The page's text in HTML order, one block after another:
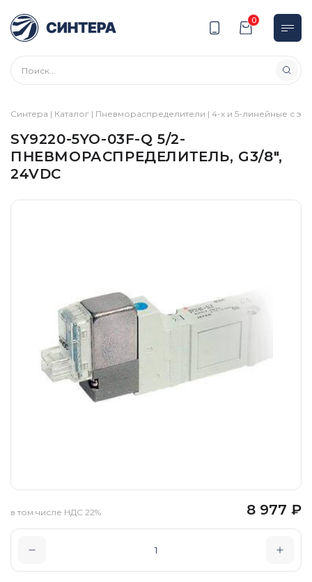
0
Синтера | Каталог | Пневмораспределители | 4-х и 5-линейные с
SY9220-5YO-03F-Q 5/2-
ПНЕВМОРАСПРЕДЕЛИТЕЛЬ, G3/8″,
24VDC
8 977 ₽
в том числе НДС 22%